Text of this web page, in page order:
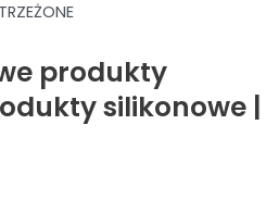
produkty
silikonowe |